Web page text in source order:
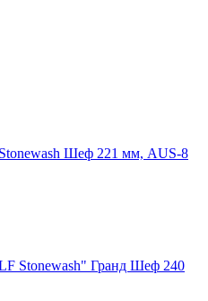
Шеф 221 мм, AUS-8